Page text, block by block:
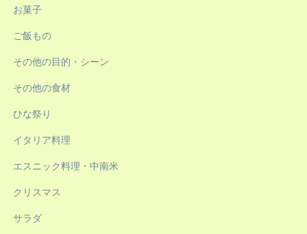
お菓子
ご飯もの
その他の目的・シーン
その他の食材
ひな祭り
イタリア料理
エスニック料理・中南米
クリスマス
サラダ